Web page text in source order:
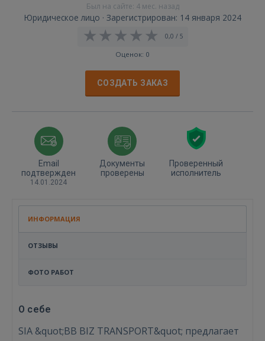
Был на сайте: 4 мес. назад
Юридическое лицо · Зарегистрирован: 14 января 2024
0,0 / 5
Оценок: 0
СОЗДАТЬ ЗАКАЗ
Email
подтвержден
14.01.2024
Документы
проверены
Проверенный
исполнитель
ИНФОРМАЦИЯ
ОТЗЫВЫ
ФОТО РАБОТ
О себе
SIA &quot;BB BIZ TRANSPORT&quot; предлагает